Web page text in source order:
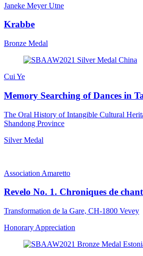
Janeke Meyer Utne
Krabbe
Bronze Medal
Cui Ye
Memory Searching of Dances in
The Oral History of Intangible Cultural
Shandong Province
Silver Medal
Association Amaretto
Revelo No. 1. Chroniques de
Transformation de la Gare, CH-1800 Vevey
Honorary Appreciation